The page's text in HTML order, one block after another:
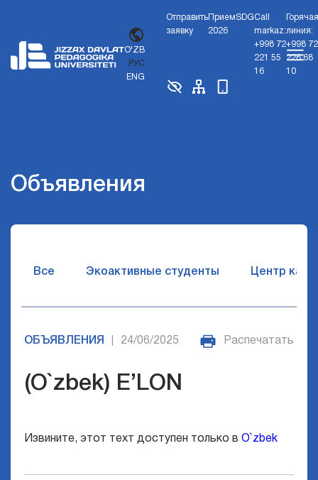
O'ZB
РУС
ENG
Отправить
заявку
Прием
2026
SDGCall
markaz:
+998 72
221 55
16
Горячая
линия:
+998 72
226 68
10
Объявления
Все Экоактивные студенты Центр
ОБЪЯВЛЕНИЯ 24/06/2025 Распечатать
(O`zbek) E’LON
Извините, этот техт доступен только в O`zbek